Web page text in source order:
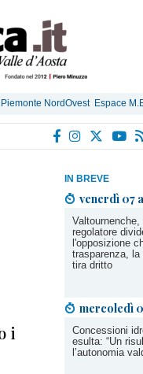
Piemonte NordOvest Espace
IN BREVE
venerdì 07
regolatore
l'opposizione
trasparenza, la
tira dritto
mercoledì
Concessioni
esulta: “Un
l’autonomia
i